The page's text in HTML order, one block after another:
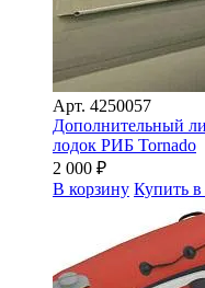
Арт. 4250057
Дополнительный
лодок РИБ Tornado
2 000 ₽
В корзину Купить